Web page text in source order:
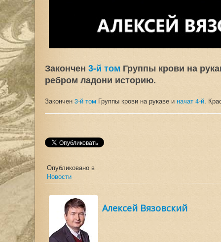
Закончен 3-й том Группы крови на
ребром ладони историю.
Закончен 3-й том Группы крови на рукаве и начат 4-й.
Опубликовано в
Новости
Алексей Вязовский